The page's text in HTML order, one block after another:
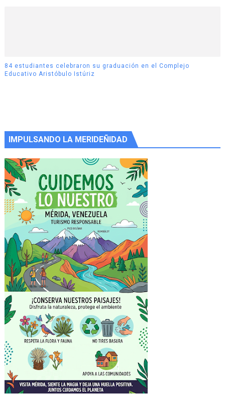
84 estudiantes celebraron su graduación en el Complejo
Educativo Aristóbulo Istúriz
IMPULSANDO LA MERIDEÑIDAD